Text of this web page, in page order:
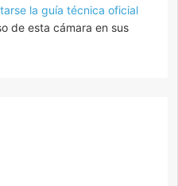
la guía técnica oficial
de esta cámara en sus